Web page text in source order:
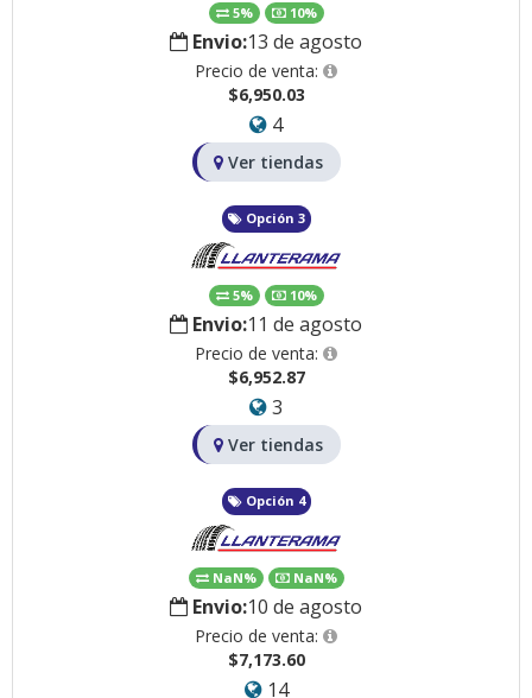
5% 10%
Envio:13 de agosto
Precio de venta:
$6,950.03
4
Ver tiendas
Opción 3
5% 10%
Envio:11 de agosto
Precio de venta:
$6,952.87
3
Ver tiendas
Opción 4
NaN% NaN%
Envio:10 de agosto
Precio de venta:
$7,173.60
14